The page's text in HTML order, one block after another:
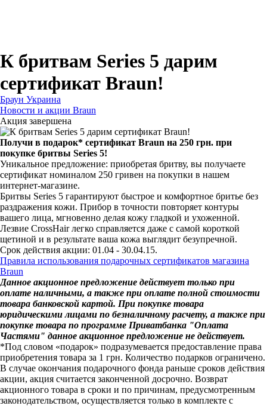
К бритвам Series 5 дарим
сертификат Braun!
Браун Украина
Новости и акции Braun
Акция завершена
Получи в подарок* сертификат Braun на 250 грн. при
покупке бритвы Series 5!
Уникальное предложение: приобретая бритву, вы получаете
сертификат номиналом 250 гривен на покупки в нашем
интернет-магазине.
Бритвы Series 5 гарантируют быстрое и комфортное бритье без
раздражения кожи. Прибор в точности повторяет контуры
вашего лица, мгновенно делая кожу гладкой и ухоженной.
Лезвие CrossHair легко справляется даже с самой короткой
щетиной и в результате ваша кожа выглядит безупречной.
Срок действия акции: 01.04 - 30.04.15.
Правила использования подарочных сертификатов магазина
Braun
Данное акционное предложение действует только при
оплате наличными, а также при оплате полной стоимости
товара банковской картой. При покупке товара
юридическими лицами по безналичному расчету, а также при
покупке товара по программе Приватбанка "Оплата
Частями" данное акционное предложение не действует.
*Под словом «подарок» подразумевается предоставление права
приобретения товара за 1 грн. Количество подарков ограничено.
В случае окончания подарочного фонда раньше сроков действия
акции, акция считается законченной досрочно. Возврат
акционного товара в сроки и по причинам, предусмотренным
законодательством, осуществляется только в комплекте с